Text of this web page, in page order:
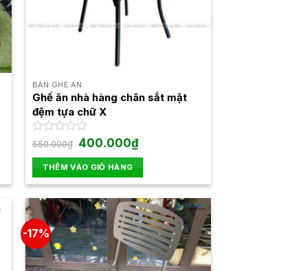
BÀN GHẾ ĂN
Ghế ăn nhà hàng chân sắt mặt
đệm tựa chữ X
Được
hạng
0
5
sao
550.000₫ Giá
gốc
là:
550.000₫.
400.000₫Giá
hiện
tại
là:
400.000₫.
THÊM VÀO GIỎ HÀNG
-17%